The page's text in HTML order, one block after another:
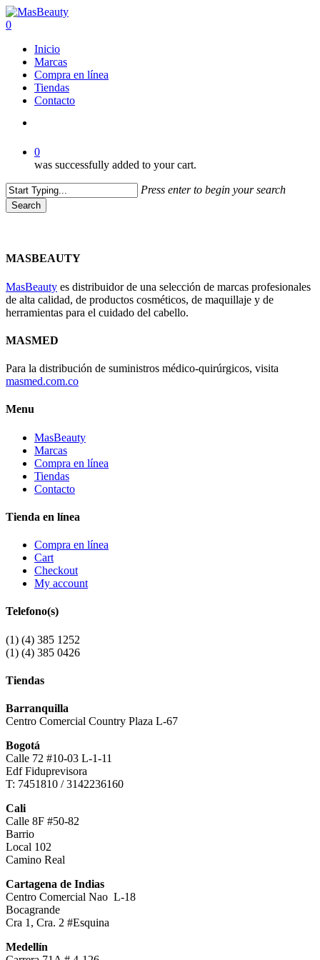
Skip
to
content
0
Inicio
Marcas
Compra en línea
Tiendas
Contacto
0
was successfully added to your cart.
Press enter to begin your search
Search
MASBEAUTY
MasBeauty es distribuidor de una selección de marcas profesionales
de alta calidad, de productos cosméticos, de maquillaje y de
herramientas para el cuidado del cabello.
MASMED
Para la distribución de suministros médico-quirúrgicos, visita
masmed.com.co
Menu
MasBeauty
Marcas
Compra en línea
Tiendas
Contacto
Tienda en línea
Compra en línea
Cart
Checkout
My account
Telefono(s)
(1) (4) 385 1252
(1) (4) 385 0426
Tiendas
Barranquilla
Centro Comercial Country Plaza L-67
Bogotá
Calle 72 #10-03 L-1-11
Edf Fiduprevisora
T: 7451810 / 3142236160
Cali
Calle 8F #50-82
Barrio
Local 102
Camino Real
Cartagena de Indias
Centro Comercial Nao L-18
Bocagrande
Cra 1, Cra. 2 #Esquina
Medellín